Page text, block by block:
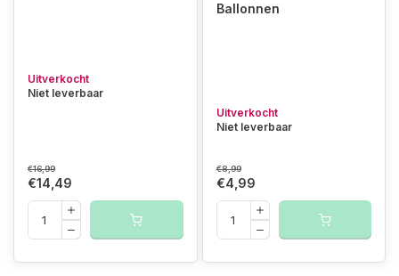
Uitverkocht
Niet leverbaar
€16,99
€14,49
Ballonnen
Uitverkocht
Niet leverbaar
€8,99
€4,99